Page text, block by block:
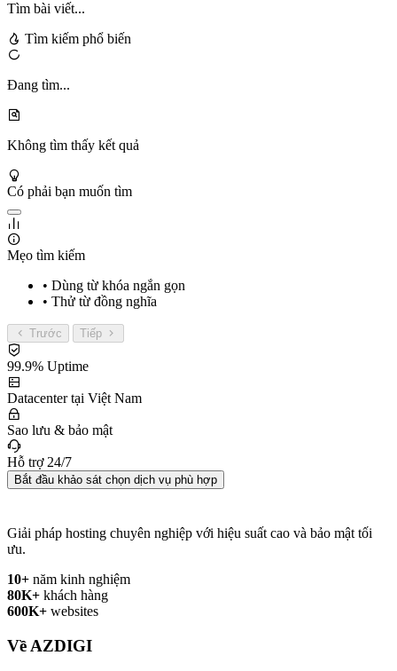
Tìm bài viết...
Tìm kiếm phổ biến
Đang tìm...
Không tìm thấy kết quả
Có phải bạn muốn tìm
Mẹo tìm kiếm
• Dùng từ khóa ngắn gọn
• Thử từ đồng nghĩa
Trước Tiếp
99.9% Uptime
Datacenter tại Việt Nam
Sao lưu & bảo mật
Hỗ trợ 24/7
Bắt đầu khảo sát chọn dịch vụ phù hợp
Giải pháp hosting chuyên nghiệp với hiệu suất cao và bảo mật tối
ưu.
10+ năm kinh nghiệm
80K+ khách hàng
600K+ websites
Về AZDIGI